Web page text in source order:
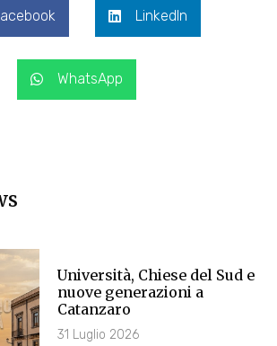
LinkedIn
WhatsApp
Università, Chiese del Sud e
nuove generazioni a
Catanzaro
31 Luglio 2026